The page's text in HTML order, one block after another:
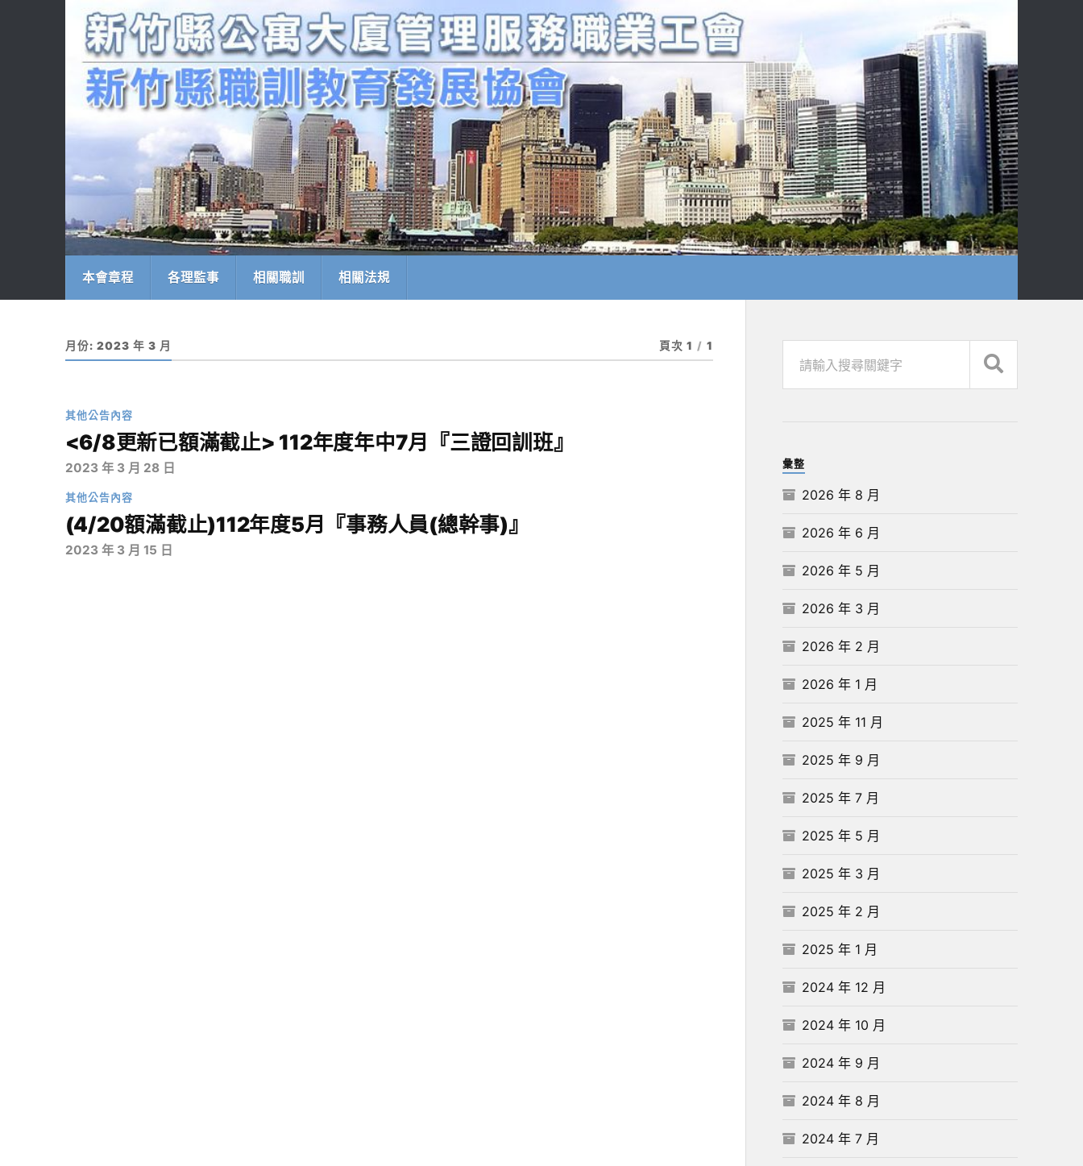
本會章程 各理監事 相關職訓 相關法規
月份: 2023 年 3 月 頁次 1 / 1
其他公告內容
<6/8更新已額滿截止> 112年度年中7月『三證回訓班』
2023 年 3 月 28 日
其他公告內容
(4/20額滿截止)112年度5月『事務人員(總幹事)』
2023 年 3 月 15 日
彙整
2026 年 8 月
2026 年 6 月
2026 年 5 月
2026 年 3 月
2026 年 2 月
2026 年 1 月
2025 年 11 月
2025 年 9 月
2025 年 7 月
2025 年 5 月
2025 年 3 月
2025 年 2 月
2025 年 1 月
2024 年 12 月
2024 年 10 月
2024 年 9 月
2024 年 8 月
2024 年 7 月